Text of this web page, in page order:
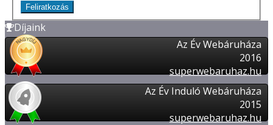
Feliratkozás
Díjaink
Az Év Webáruháza
2016
superwebaruhaz.hu
Az Év Induló Webáruháza
2015
superwebaruhaz.hu